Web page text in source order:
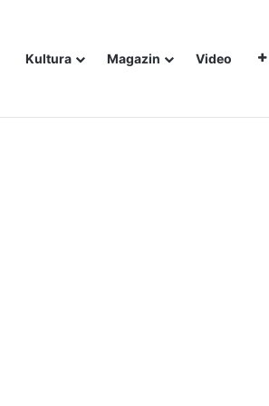
Kultura Magazin Video